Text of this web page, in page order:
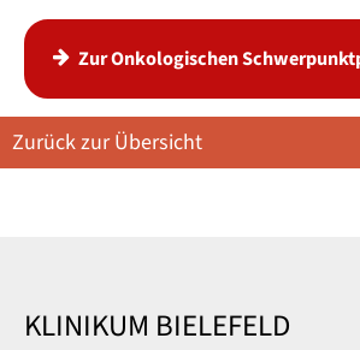
Zur Onkologischen
Zurück zur Übersicht
KLINIKUM BIELEFELD